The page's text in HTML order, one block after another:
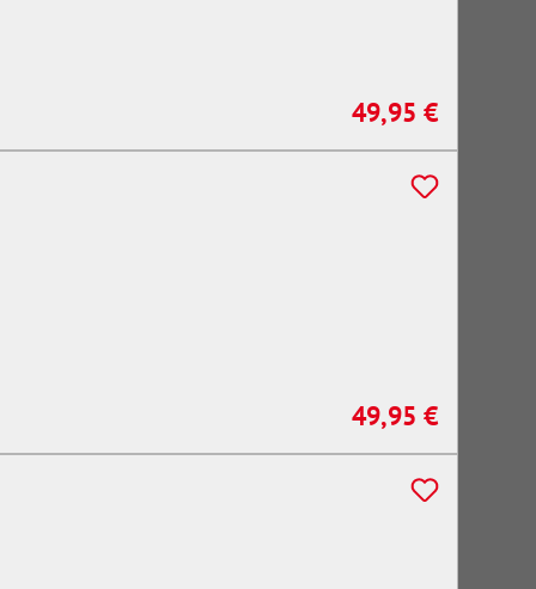
Regulärer Preis:
49,95 €
Regulärer Preis:
49,95 €